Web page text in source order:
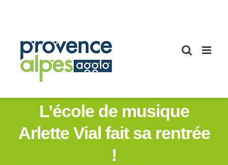
L’école de musique
Arlette Vial fait sa rentrée
!